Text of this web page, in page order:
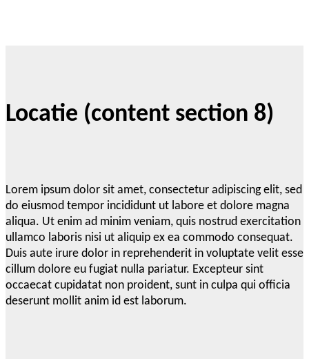
Locatie (content section 8)
Lorem ipsum dolor sit amet, consectetur adipiscing elit, sed
do eiusmod tempor incididunt ut labore et dolore magna
aliqua. Ut enim ad minim veniam, quis nostrud exercitation
ullamco laboris nisi ut aliquip ex ea commodo consequat.
Duis aute irure dolor in reprehenderit in voluptate velit esse
cillum dolore eu fugiat nulla pariatur. Excepteur sint
occaecat cupidatat non proident, sunt in culpa qui officia
deserunt mollit anim id est laborum.